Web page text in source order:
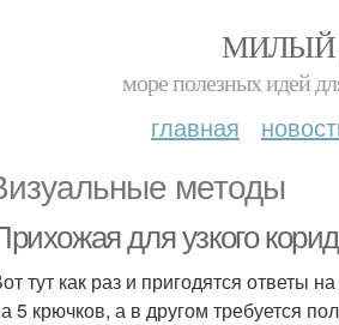
МИЛЫЙ
море полезных идей
главная
методы
для узкого
тут как раз и пригодятся ответы
5 крючков, а в другом требуется